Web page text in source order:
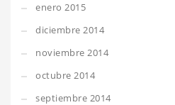
enero 2015
diciembre 2014
noviembre 2014
octubre 2014
septiembre 2014